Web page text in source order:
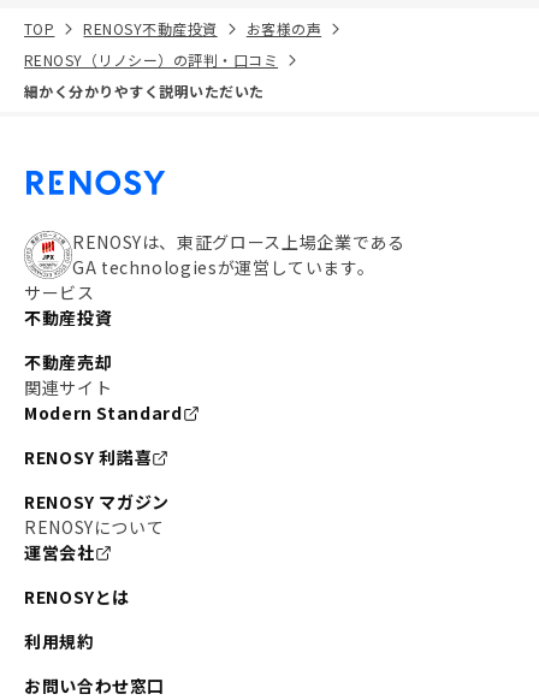
TOP RENOSY不動産投資
お客様の声
RENOSY（リノシー）の評判・口コミ
細かく分かりやすく説明いただいた
RENOSYは、東証グロース上場企業である
GA technologiesが運営しています。
サービス
不動産投資
不動産売却
関連サイト
Modern Standard
RENOSY 利諾喜
RENOSY マガジン
RENOSYについて
運営会社
RENOSYとは
利用規約
お問い合わせ窓口